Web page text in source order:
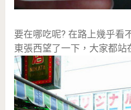
要在哪吃呢? 在路上幾乎看
東張西望了一下，大家都